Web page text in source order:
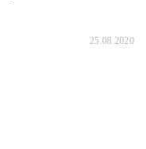
25.08.2020